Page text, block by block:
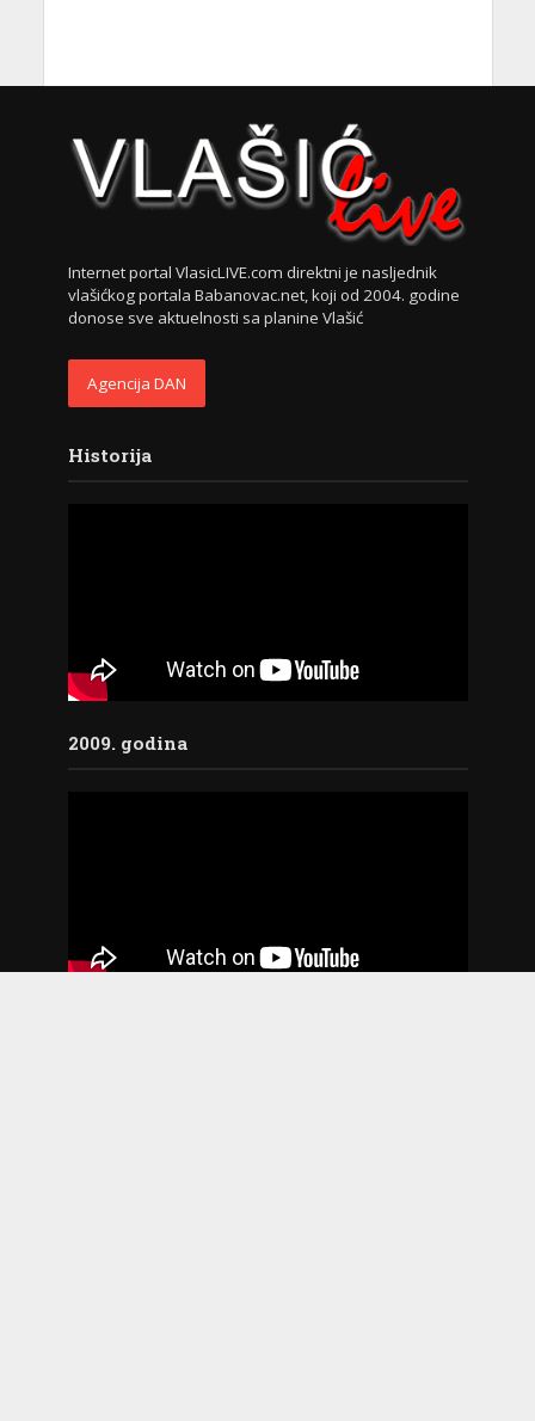
Internet portal VlasicLIVE.com direktni je nasljednik
vlašićkog portala Babanovac.net, koji od 2004. godine
donose sve aktuelnosti sa planine Vlašić
Agencija DAN
Historija
2009. godina